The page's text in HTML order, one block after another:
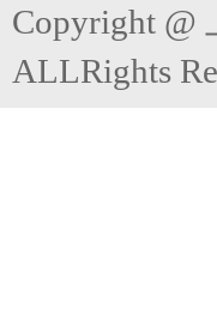
Copyright
ALLRights